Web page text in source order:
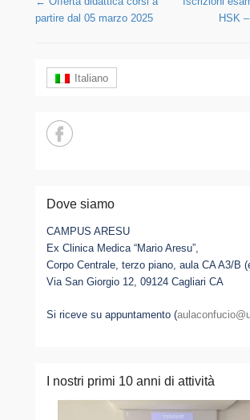
partire dal 05 marzo 2025
HSK
Italiano
Dove siamo
CAMPUS ARESU
Ex Clinica Medica “Mario Aresu”,
Corpo Centrale, terzo piano, aula CA A3/B
Via San Giorgio 12, 09124 Cagliari CA
Si riceve su appuntamento (
I nostri primi 10 anni di attività